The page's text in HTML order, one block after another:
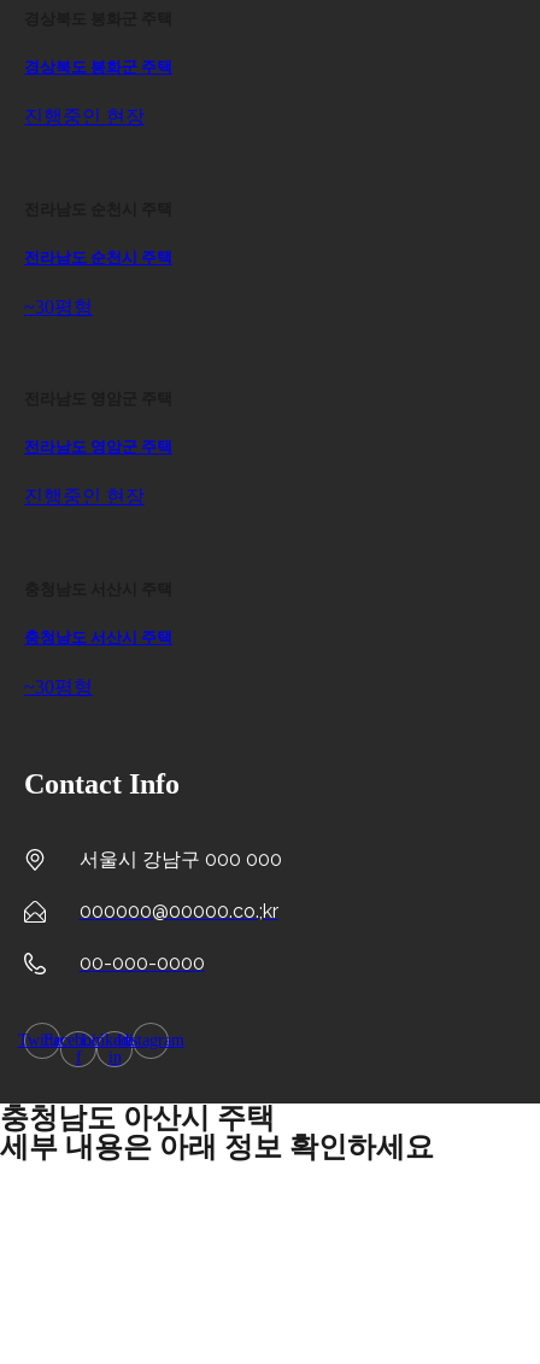
경상북도 봉화군 주택
진행중인 현장
전라남도 순천시 주택
~30평형
전라남도 영암군 주택
진행중인 현장
충청남도 서산시 주택
~30평형
Contact Info
서울시 강남구 000 000
000000@00000.co.;kr
00-000-0000
TwitterFacebook-
f
Linkedin-
in
Instagram
충청남도 아산시 주택
세부 내용은 아래 정보 확인하세요